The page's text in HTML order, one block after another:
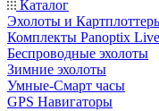
Каталог
Эхолоты и
Комплекты Panoptix
Беспроводные эхолоты
Зимние эхолоты
Умные-Смарт часы
GPS Навигаторы